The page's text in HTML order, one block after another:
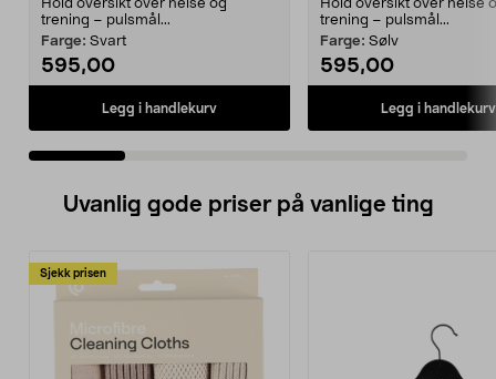
Hold oversikt over helse og
trening – pulsmål...
Farge: Svart
595,00
Legg i handlekurv
Hold oversikt over helse
trening – pulsmål...
Farge: Sølv
595,00
Legg i handlekurv
Uvanlig gode priser på vanlige ting
Sjekk prisen